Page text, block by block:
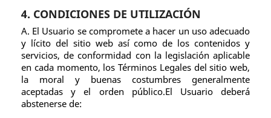
4. CONDICIONES DE UTILIZACIÓN
A. El Usuario se compromete a hacer un uso adecuado
y lícito del sitio web así como de los contenidos y
servicios, de conformidad con la legislación aplicable
en cada momento, los Términos Legales del sitio web,
la moral y buenas costumbres generalmente
aceptadas y el orden público.El Usuario deberá
abstenerse de: